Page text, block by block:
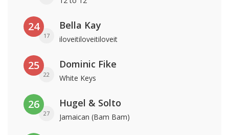
24
17
Bella Kay
iloveitiloveitiloveit
25
22
Dominic Fike
White Keys
26
27
Hugel & Solto
Jamaican (Bam Bam)